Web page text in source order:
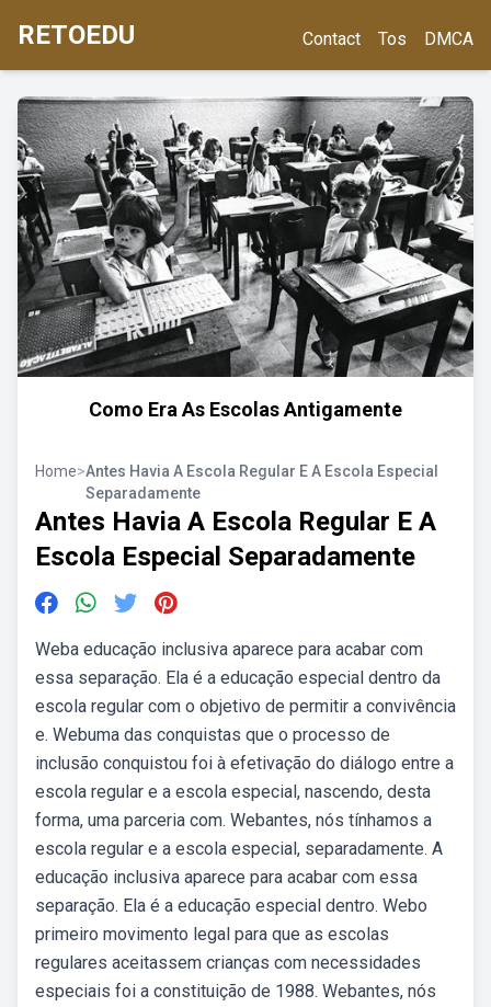
RETOEDU Contact Tos DMCA
Como Era As Escolas Antigamente
Home>Antes Havia A Escola Regular E A Escola Especial
Separadamente
Antes Havia A Escola Regular E A
Escola Especial Separadamente
Weba educação inclusiva aparece para acabar com
essa separação. Ela é a educação especial dentro da
escola regular com o objetivo de permitir a convivência
e. Webuma das conquistas que o processo de
inclusão conquistou foi à efetivação do diálogo entre a
escola regular e a escola especial, nascendo, desta
forma, uma parceria com. Webantes, nós tínhamos a
escola regular e a escola especial, separadamente. A
educação inclusiva aparece para acabar com essa
separação. Ela é a educação especial dentro. Webo
primeiro movimento legal para que as escolas
regulares aceitassem crianças com necessidades
especiais foi a constituição de 1988. Webantes, nós